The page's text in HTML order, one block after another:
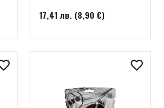
17,41 лв. (8,90 €)